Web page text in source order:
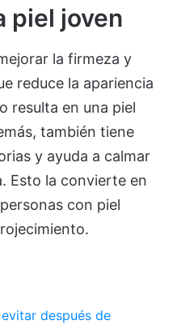
piel joven
la firmeza y
reduce la apariencia
resulta en una piel
también tiene
y ayuda a calmar
Esto la convierte en
con piel
después de